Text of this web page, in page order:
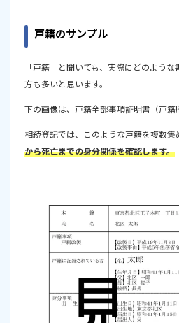
戸籍のサンプル
「戸籍」と聞いても、実際にどのよう
方も多いと思います。
下の画像は、戸籍全部事項証明書（戸籍
相続登記では、このような戸籍を複数集
から死亡までの身分関係を確認します。